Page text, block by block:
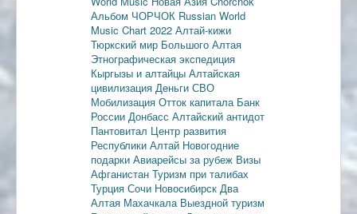
Альбом ЧОРЧОК Russian World
Music Chart 2022 Алтай-кижи
Тюркский мир Большого Алтая
Этнографическая экспедиция
Кыргызы и алтайцы Алтайская
цивилизация Деньги СВО
Мобилизация Отток капитала Банк
России Донбасс Алтайский антидот
Пантовитал Центр развития
Республики Алтай Новогодние
подарки Авиарейсы за рубеж Визы
Афганистан Туризм при талибах
Турция Сочи Новосибирск Два
Алтая Махачкала Выездной туризм